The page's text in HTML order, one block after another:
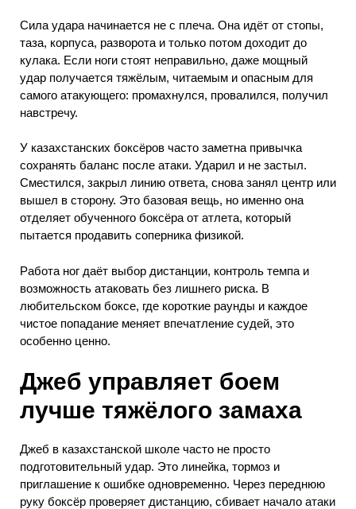
Сила удара начинается не с плеча. Она идёт от стопы,
таза, корпуса, разворота и только потом доходит до
кулака. Если ноги стоят неправильно, даже мощный
удар получается тяжёлым, читаемым и опасным для
самого атакующего: промахнулся, провалился, получил
навстречу.
У казахстанских боксёров часто заметна привычка
сохранять баланс после атаки. Ударил и не застыл.
Сместился, закрыл линию ответа, снова занял центр или
вышел в сторону. Это базовая вещь, но именно она
отделяет обученного боксёра от атлета, который
пытается продавить соперника физикой.
Работа ног даёт выбор дистанции, контроль темпа и
возможность атаковать без лишнего риска. В
любительском боксе, где короткие раунды и каждое
чистое попадание меняет впечатление судей, это
особенно ценно.
Джеб управляет боем
лучше тяжёлого замаха
Джеб в казахстанской школе часто не просто
подготовительный удар. Это линейка, тормоз и
приглашение к ошибке одновременно. Через переднюю
руку боксёр проверяет дистанцию, сбивает начало атаки